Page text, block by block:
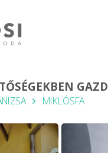
MIKLÓSFA